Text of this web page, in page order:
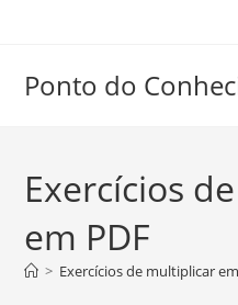
conteúdo
Ponto do
Exercícios
em PDF
> Exercícios de multiplicar